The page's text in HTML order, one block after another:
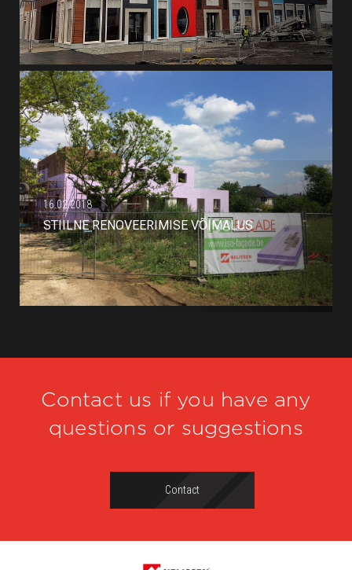
STIILNE RENOVEERIMISE VÕIMALUS
16.02.2018
Contact us if you have any
questions or suggestions
Contact